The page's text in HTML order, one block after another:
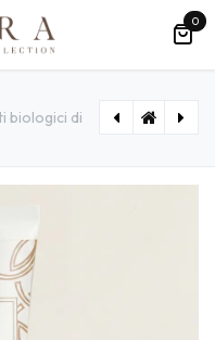
0
biologici di